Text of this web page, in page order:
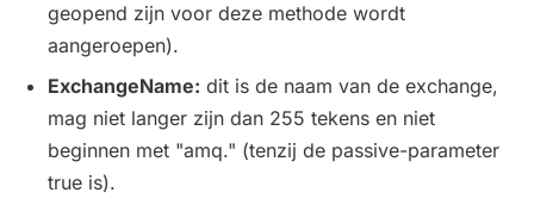
geopend zijn voor deze methode wordt
aangeroepen).
ExchangeName: dit is de naam van de exchange,
mag niet langer zijn dan 255 tekens en niet
beginnen met "amq." (tenzij de passive-parameter
true is).